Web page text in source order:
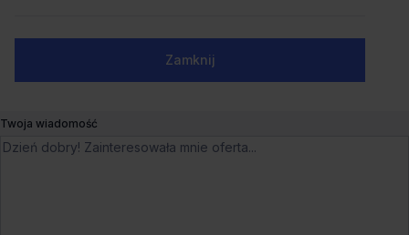
Blisko metra Dogodny dojazd
Dostępna powierzchnia od 236m² do 5 602m²
Zamknij
Numer telefonu służbowy
Twoja wiadomość
Zamknij